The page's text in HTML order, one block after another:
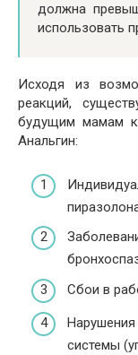
должна
использовать
Исходя из
реакций,
будущим мамам
Анальгин:
Сбои в
системы